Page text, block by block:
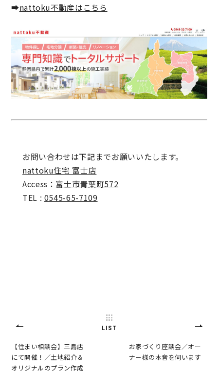
施工事例 お客さまの声
お知らせ 土地情報
サイトマップ
よくある質問
➡nattoku不動産はこちら
お問い合わせは下記までお願いいたします。
nattoku住宅 富士店
Access： 富士市青葉町572
TEL : 0545-65-7109
【住まい相談会】三島店
にて開催！／土地紹介＆
オリジナルのプラン作成
LIST
お家づくり座談会／オー
ナー様の本音を伺います